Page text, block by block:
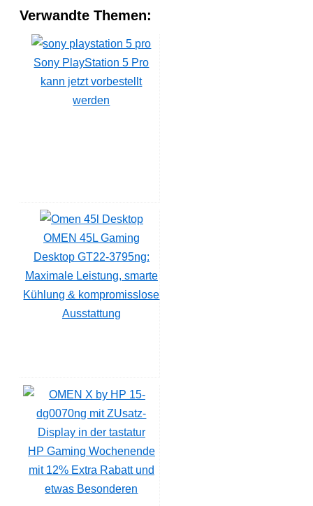
Verwandte Themen:
Sony PlayStation 5 Pro
kann jetzt vorbestellt
werden
OMEN 45L Gaming
Desktop GT22-3795ng:
Maximale Leistung, smarte
Kühlung & kompromisslose
Ausstattung
HP Gaming Wochenende
mit 12% Extra Rabatt und
etwas Besonderen